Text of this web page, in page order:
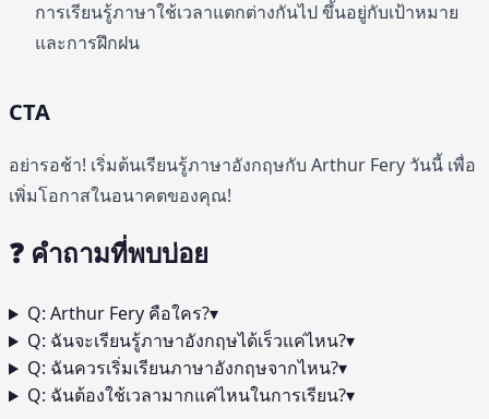
การเรียนรู้ภาษาใช้เวลาแตกต่างกันไป ขึ้นอยู่กับเป้าหมาย
และการฝึกฝน
CTA
อย่ารอช้า! เริ่มต้นเรียนรู้ภาษาอังกฤษกับ Arthur Fery วันนี้ เพื่อ
เพิ่มโอกาสในอนาคตของคุณ!
❓ คำถามที่พบบ่อย
Q: Arthur Fery คือใคร?▾
Q: ฉันจะเรียนรู้ภาษาอังกฤษได้เร็วแค่ไหน?▾
Q: ฉันควรเริ่มเรียนภาษาอังกฤษจากไหน?▾
Q: ฉันต้องใช้เวลามากแค่ไหนในการเรียน?▾